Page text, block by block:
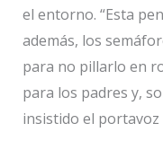
el entorno. “Esta
además, los
para no pillarlo en
para los padres y,
insistido el portavoz